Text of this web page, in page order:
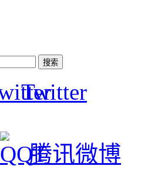
Twitter
腾讯微博